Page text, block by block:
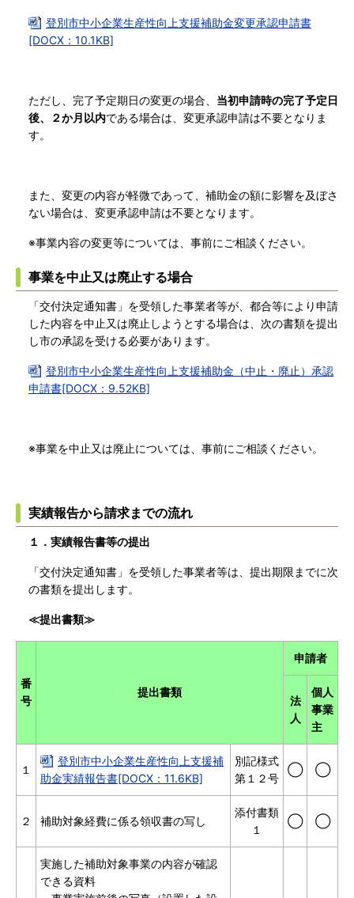
登別市中小企業生産性向上支援補助金変更承認申請書
[DOCX：10.1KB]
ただし、完了予定期日の変更の場合、 当初申請時の完了予定日
後、２か月以内である場合は、変更承認申請は不要となりま
す。
また、変更の内容が軽微であって、補助金の額に影響を及ぼさ
ない場合は、変更承認申請は不要となります。
※事業内容の変更等については、事前にご相談ください。
事業を中止又は廃止する場合
「交付決定通知書」を受領した事業者等が、都合等により申請
した内容を中止又は廃止しようとする場合は、次の書類を提出
し市の承認を受ける必要があります。
登別市中小企業生産性向上支援補助金（中止・廃止）承認
申請書[DOCX：9.52KB]
※事業を中止又は廃止については、事前にご相談ください。
実績報告から請求までの流れ
１．実績報告書等の提出
「交付決定通知書」を受領した事業者等は、提出期限までに次
の書類を提出します。
≪提出書類≫
番
号
提出書類
申請者
法
人
個人
事業
主
１
登別市中小企業生産性向上支援補
助金実績報告書[DOCX：11.6KB]
別記様式
第１２号
◯ ◯
２ 補助対象経費に係る領収書の写し
添付書類
１
◯ ◯
実施した補助対象事業の内容が確認
できる資料